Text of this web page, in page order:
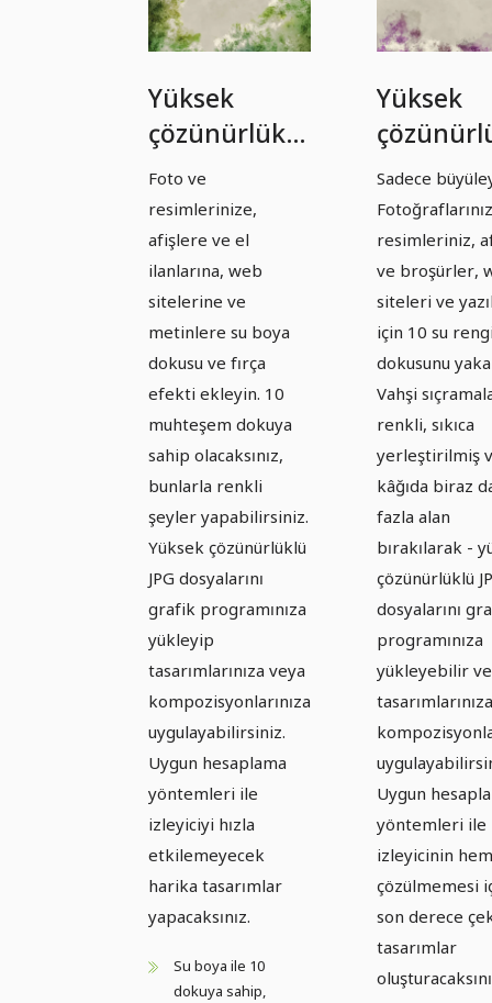
Yüksek
çözünürlüklü
dokular: Su
boyaları -
Versiyon 5
Foto ve
resimlerinize,
afişlere ve el
ilanlarına, web
sitelerine ve
metinlere su boya
dokusu ve fırça
efekti ekleyin. 10
muhteşem dokuya
sahip olacaksınız,
bunlarla renkli
şeyler yapabilirsiniz.
Yüksek çözünürlüklü
JPG dosyalarını
grafik programınıza
yükleyip
tasarımlarınıza veya
kompozisyonlarınıza
uygulayabilirsiniz.
Uygun hesaplama
yöntemleri ile
izleyiciyi hızla
etkilemeyecek
harika tasarımlar
yapacaksınız.
Su boya ile 10
dokuya sahip,
Yüksek
dokular:
Sürüm 6
Sadece
resimleriniz,
ve broşürler,
siteleri ve
için 10 su
dokusunu
Vahşi
renkli, sıkıca
yerleştirilmiş
kâğıda biraz
fazla alan
bırakılarak -
çözünürlüklü
dosyalarını
programınıza
yükleyebilir ve
Uygun
yöntemleri ile
izleyicinin
çözülmemesi
son derece
tasarımlar